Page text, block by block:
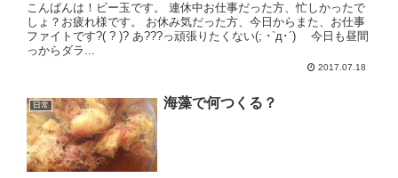
こんばんは！ビー玉です。 連休中お仕事だった方、忙しかったで
しょ？お疲れ様です。 お休み気だった方、今日からまた、お仕事
ファイトです?( ? )? あ???っ頑張りたくない(; ･`д･´) 今日も昼間
っからダラ...
2017.07.18
日常 海藻で何つくる？